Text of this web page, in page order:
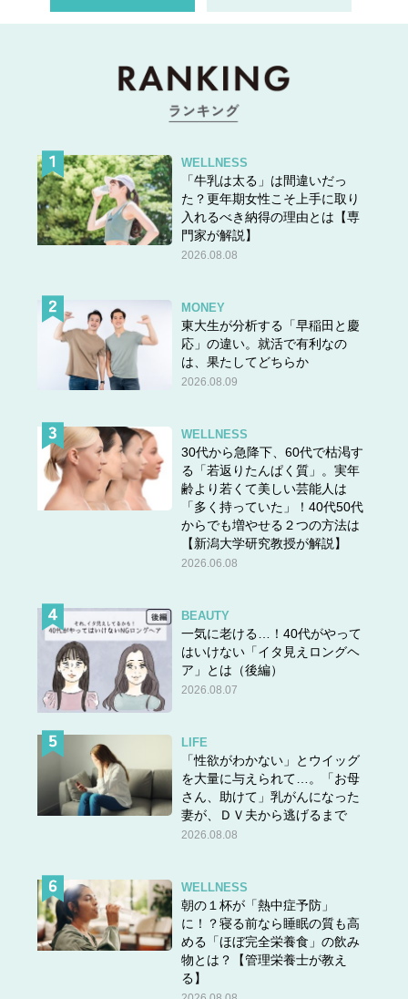
WELLNESS
「牛乳は太る」は間違いだっ
た？更年期女性こそ上手に取り
入れるべき納得の理由とは【専
門家が解説】
2026.08.08
MONEY
東大生が分析する「早稲田と慶
応」の違い。就活で有利なの
は、果たしてどちらか
2026.08.09
WELLNESS
30代から急降下、60代で枯渇す
る「若返りたんぱく質」。実年
齢より若くて美しい芸能人は
「多く持っていた」！40代50代
からでも増やせる２つの方法は
【新潟大学研究教授が解説】
2026.06.08
BEAUTY
一気に老ける…！40代がやって
はいけない「イタ見えロングヘ
ア」とは（後編）
2026.08.07
LIFE
「性欲がわかない」とウイッグ
を大量に与えられて…。「お母
さん、助けて」乳がんになった
妻が、ＤＶ夫から逃げるまで
2026.08.08
WELLNESS
朝の１杯が「熱中症予防」
に！？寝る前なら睡眠の質も高
める「ほぼ完全栄養食」の飲み
物とは？【管理栄養士が教え
る】